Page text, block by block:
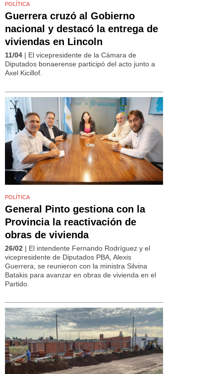
POLÍTICA
Guerrera cruzó al Gobierno
nacional y destacó la entrega de
viviendas en Lincoln
11/04 | El vicepresidente de la Cámara de
Diputados bonaerense participó del acto junto a
Axel Kicillof.
POLÍTICA
General Pinto gestiona con la
Provincia la reactivación de
obras de vivienda
26/02 | El intendente Fernando Rodríguez y el
vicepresidente de Diputados PBA, Alexis
Guerrera, se reunieron con la ministra Silvina
Batakis para avanzar en obras de vivienda en el
Partido.